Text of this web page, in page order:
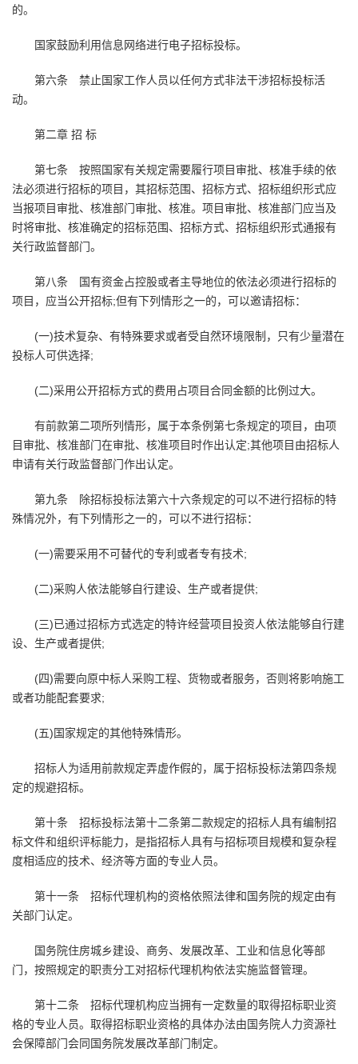
的。
国家鼓励利用信息网络进行电子招标投标。
第六条 禁止国家工作人员以任何方式非法干涉招标投标活
动。
第二章 招 标
第七条 按照国家有关规定需要履行项目审批、核准手续的依
法必须进行招标的项目，其招标范围、招标方式、招标组织形式应
当报项目审批、核准部门审批、核准。项目审批、核准部门应当及
时将审批、核准确定的招标范围、招标方式、招标组织形式通报有
关行政监督部门。
第八条 国有资金占控股或者主导地位的依法必须进行招标的
项目，应当公开招标;但有下列情形之一的，可以邀请招标：
(一)技术复杂、有特殊要求或者受自然环境限制，只有少量潜在
投标人可供选择;
(二)采用公开招标方式的费用占项目合同金额的比例过大。
有前款第二项所列情形，属于本条例第七条规定的项目，由项
目审批、核准部门在审批、核准项目时作出认定;其他项目由招标人
申请有关行政监督部门作出认定。
第九条 除招标投标法第六十六条规定的可以不进行招标的特
殊情况外，有下列情形之一的，可以不进行招标：
(一)需要采用不可替代的专利或者专有技术;
(二)采购人依法能够自行建设、生产或者提供;
(三)已通过招标方式选定的特许经营项目投资人依法能够自行建
设、生产或者提供;
(四)需要向原中标人采购工程、货物或者服务，否则将影响施工
或者功能配套要求;
(五)国家规定的其他特殊情形。
招标人为适用前款规定弄虚作假的，属于招标投标法第四条规
定的规避招标。
第十条 招标投标法第十二条第二款规定的招标人具有编制招
标文件和组织评标能力，是指招标人具有与招标项目规模和复杂程
度相适应的技术、经济等方面的专业人员。
第十一条 招标代理机构的资格依照法律和国务院的规定由有
关部门认定。
国务院住房城乡建设、商务、发展改革、工业和信息化等部
门，按照规定的职责分工对招标代理机构依法实施监督管理。
第十二条 招标代理机构应当拥有一定数量的取得招标职业资
格的专业人员。取得招标职业资格的具体办法由国务院人力资源社
会保障部门会同国务院发展改革部门制定。